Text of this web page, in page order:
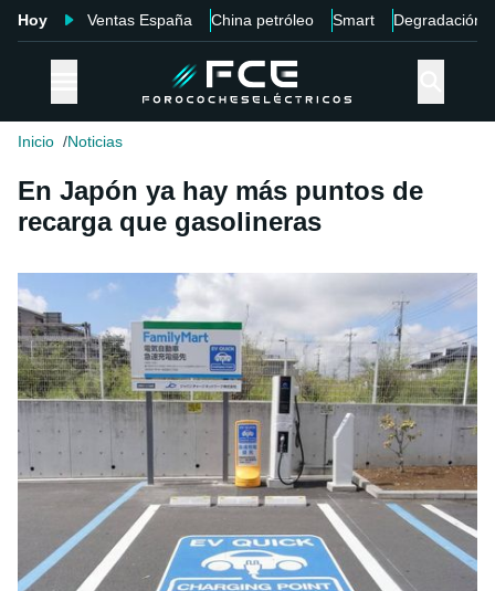
Hoy Ventas España China petróleo Smart Degradación
Inicio Noticias
En Japón ya hay más puntos de
recarga que gasolineras